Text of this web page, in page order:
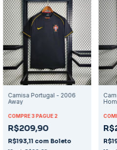
Camisa Portugal - 2006
Away
COMPRE 3 PAGUE 2
R$209,90
R$193,11 com Boleto